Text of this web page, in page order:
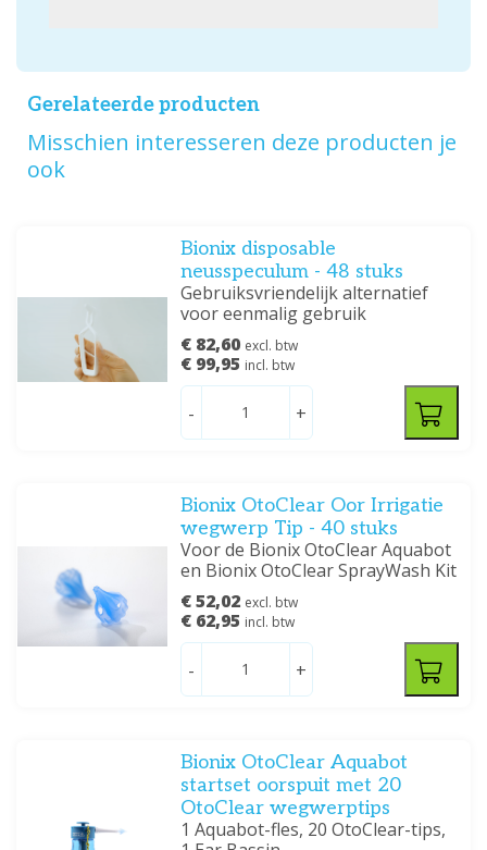
Gerelateerde producten
Misschien interesseren deze producten je
ook
Bionix disposable
neusspeculum - 48 stuks
Gebruiksvriendelijk alternatief
voor eenmalig gebruik
€ 82,60 excl. btw
€ 99,95 incl. btw
- +
Bionix OtoClear Oor Irrigatie
wegwerp Tip - 40 stuks
Voor de Bionix OtoClear Aquabot
en Bionix OtoClear SprayWash Kit
€ 52,02 excl. btw
€ 62,95 incl. btw
- +
Bionix OtoClear Aquabot
startset oorspuit met 20
OtoClear wegwerptips
1 Aquabot-fles, 20 OtoClear-tips,